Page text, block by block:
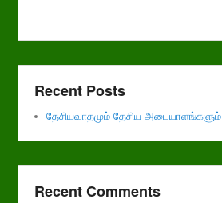
Recent Posts
தேசியவாதமும் தேசிய அடையாளங்களும்
Recent Comments